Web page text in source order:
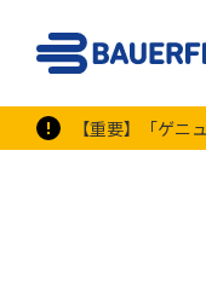
【重要】「ゲ